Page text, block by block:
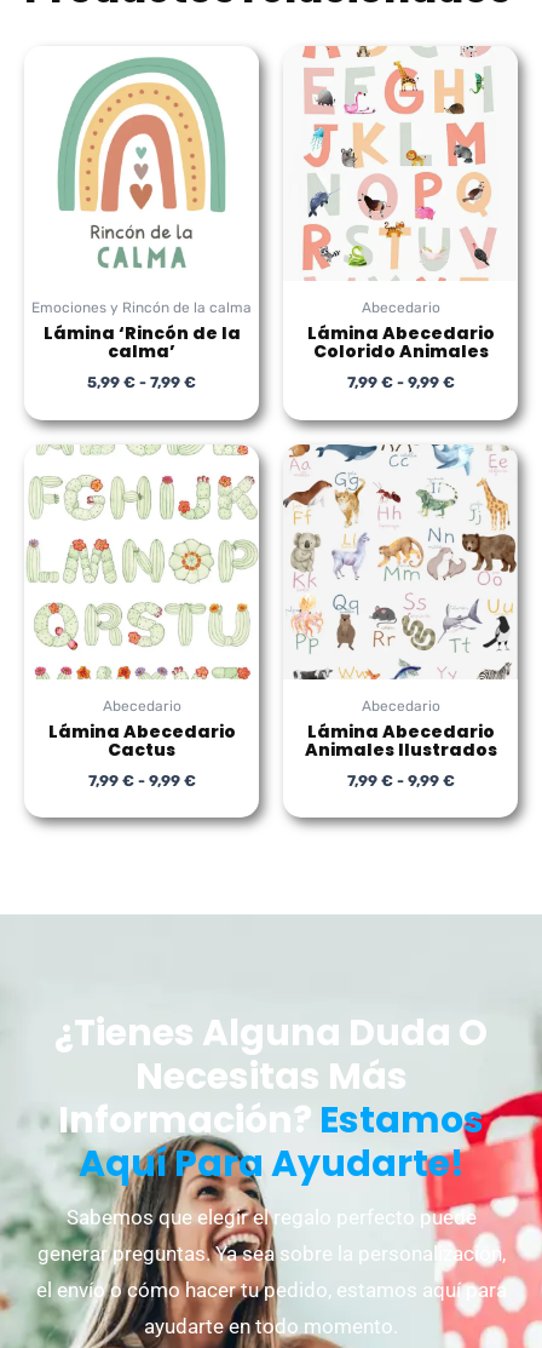
Emociones y Rincón de la calma
Lámina ‘Rincón de la
calma’
5,99 € - 7,99 €
de
precios:
desde
5,99 €
hasta
7,99 €
Abecedario
Lámina Abecedario
Colorido Animales
7,99 € - 9,99 €
Rango
de
precios:
desde
7,99 €
hasta
9,99 €
Abecedario
Lámina Abecedario
Cactus
7,99 € - 9,99 €
Rango
de
precios:
desde
hasta
9,99 €
Abecedario
Lámina Abecedario
Animales Ilustrados
7,99 € - 9,99 €
Rango
de
precios:
desde
7,99 €
hasta
9,99 €
¿Tienes Alguna Duda O
Necesitas Más
Información? Estamos
Aquí Para Ayudarte!
Sabemos que elegir el regalo perfecto puede
generar preguntas. Ya sea sobre la personalización,
el envío o cómo hacer tu pedido, estamos aquí para
ayudarte en todo momento.